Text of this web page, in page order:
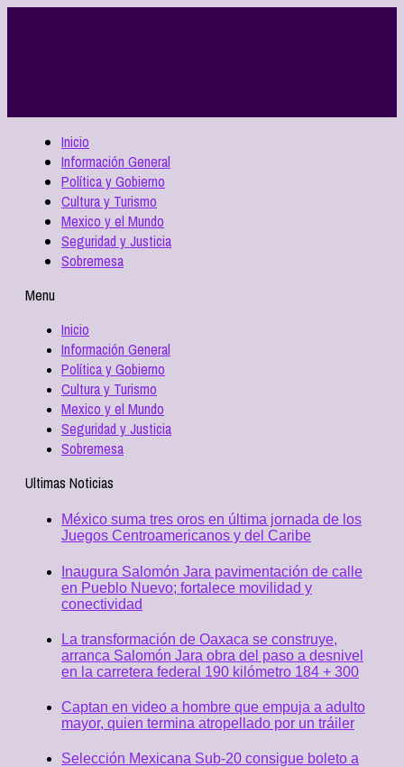
Inicio
Información General
Política y Gobierno
Cultura y Turismo
Mexico y el Mundo
Seguridad y Justicia
Sobremesa
Menu
Inicio
Información General
Política y Gobierno
Cultura y Turismo
Mexico y el Mundo
Seguridad y Justicia
Sobremesa
Ultimas Noticias
México suma tres oros en última jornada de los
Juegos Centroamericanos y del Caribe
Inaugura Salomón Jara pavimentación de calle
en Pueblo Nuevo; fortalece movilidad y
conectividad
La transformación de Oaxaca se construye,
arranca Salomón Jara obra del paso a desnivel
en la carretera federal 190 kilómetro 184 + 300
Captan en video a hombre que empuja a adulto
mayor, quien termina atropellado por un tráiler
Selección Mexicana Sub-20 consigue boleto a